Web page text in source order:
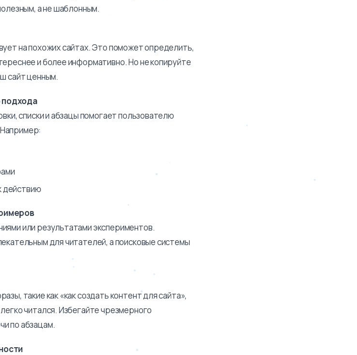
а не шаблонным.
на похожих сайтах. Это поможет определить,
и более информативно. Но не копируйте
сайт ценным.
подхода
списки и абзацы помогает пользователю
действию
или результатами экспериментов.
для читателей, а поисковые системы
такие как «как создать контент для сайта»,
читался. Избегайте чрезмерного
по абзацам.